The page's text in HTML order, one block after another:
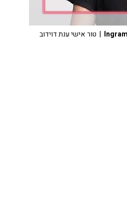
| טור אישי ענת דוידוב